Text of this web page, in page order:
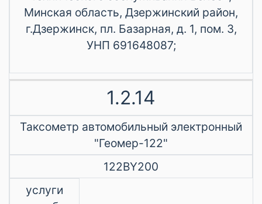
Минская область, Дзержинский район,
г.Дзержинск, пл. Базарная, д. 1, пом. 3,
УНП 691648087;
1.2.14
Таксометр автомобильный электронный
"Геомер-122"
122BY200
услуги